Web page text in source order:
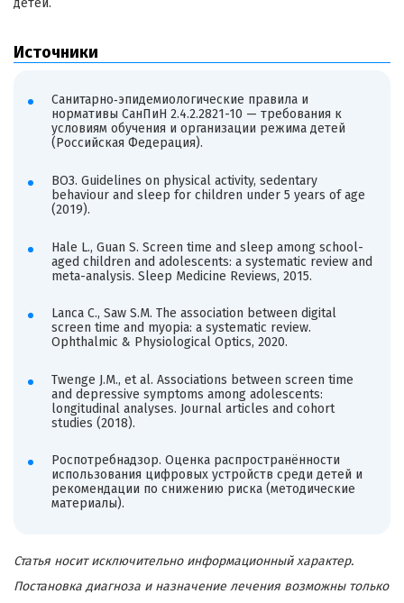
Источники
Санитарно‑эпидемиологические правила и
нормативы СанПиН 2.4.2.2821-10 — требования к
условиям обучения и организации режима детей
(Российская Федерация).
ВОЗ. Guidelines on physical activity, sedentary
behaviour and sleep for children under 5 years of age
(2019).
Hale L., Guan S. Screen time and sleep among school-
aged children and adolescents: a systematic review and
meta-analysis. Sleep Medicine Reviews, 2015.
Lanca C., Saw S.M. The association between digital
screen time and myopia: a systematic review.
Ophthalmic & Physiological Optics, 2020.
Twenge J.M., et al. Associations between screen time
and depressive symptoms among adolescents:
longitudinal analyses. Journal articles and cohort
studies (2018).
Роспотребнадзор. Оценка распространённости
использования цифровых устройств среди детей и
рекомендации по снижению риска (методические
материалы).
Статья носит исключительно информационный характер.
Постановка диагноза и назначение лечения возможны только